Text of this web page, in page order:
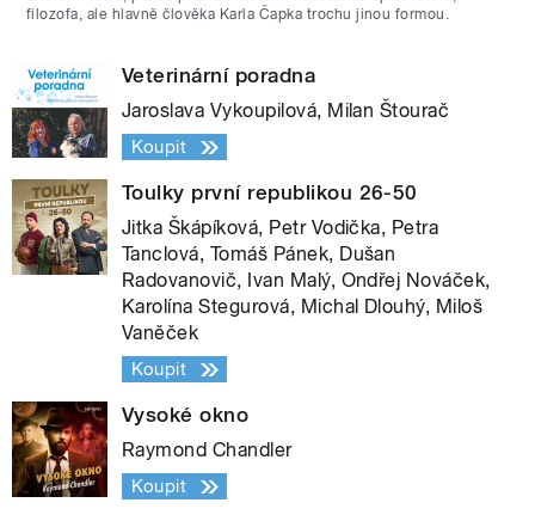
filozofa, ale hlavně člověka Karla Čapka trochu jinou formou.
Veterinární poradna
Jaroslava Vykoupilová, Milan Štourač
Koupit
Toulky první republikou 26-50
Jitka Škápíková, Petr Vodička, Petra
Tanclová, Tomáš Pánek, Dušan
Radovanovič, Ivan Malý, Ondřej Nováček,
Karolína Stegurová, Michal Dlouhý, Miloš
Vaněček
Koupit
Vysoké okno
Raymond Chandler
Koupit